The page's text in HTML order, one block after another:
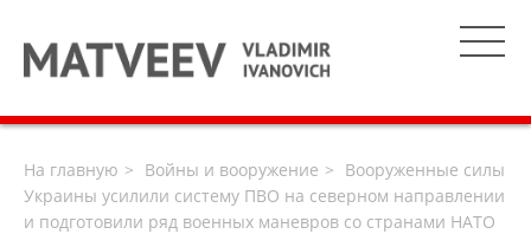
На главную Войны и вооружение
Вооруженные силы
Украины усилили систему ПВО на северном направлении
и подготовили ряд военных маневров со странами НАТО